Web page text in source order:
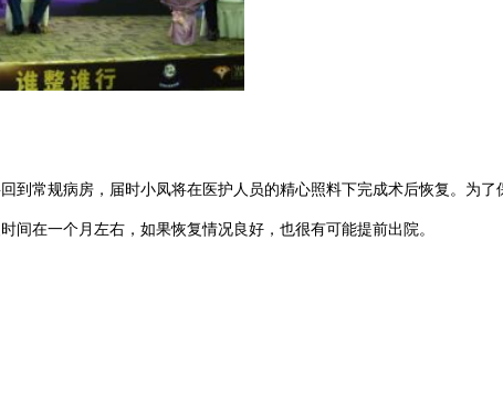
到常规病房，届时小凤将在医护人员的精心照料下完成术后恢复。为
在一个月左右，如果恢复情况良好，也很有可能提前出院。